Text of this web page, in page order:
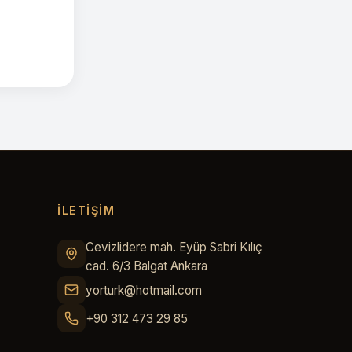
İLETİŞİM
Cevizlidere mah. Eyüp Sabri Kılıç
cad. 6/3 Balgat Ankara
yorturk@hotmail.com
+90 312 473 29 85